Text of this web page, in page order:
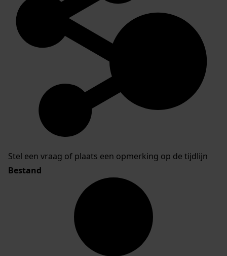
Stel een vraag of plaats een opmerking op de tijdlijn
Bestand